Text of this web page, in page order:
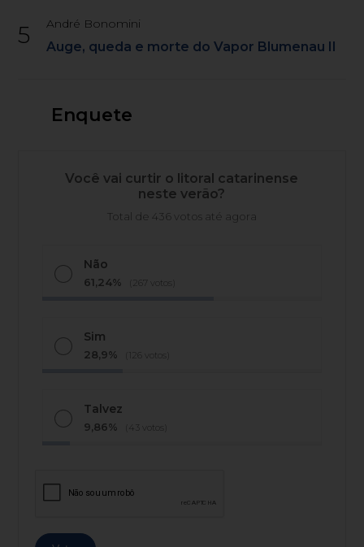
5 André Bonomini
Auge, queda e morte do Vapor Blumenau II
Enquete
Você vai curtir o litoral catarinense
neste verão?
Total de 436 votos até agora
Não
61,24% (267 votos)
Sim
28,9% (126 votos)
Talvez
9,86% (43 votos)